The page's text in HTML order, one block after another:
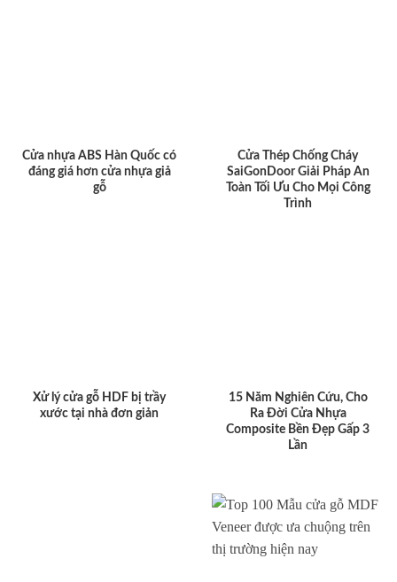
Cửa nhựa ABS Hàn Quốc có
đáng giá hơn cửa nhựa giả
gỗ
Cửa Thép Chống Cháy
SaiGonDoor Giải Pháp An
Toàn Tối Ưu Cho Mọi Công
Trình
Xử lý cửa gỗ HDF bị trầy
xước tại nhà đơn giản
15 Năm Nghiên Cứu, Cho
Ra Đời Cửa Nhựa
Composite Bền Đẹp Gấp 3
Lần